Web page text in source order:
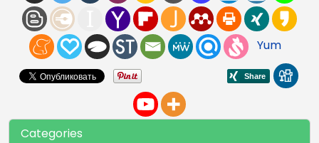
Yum
Categories